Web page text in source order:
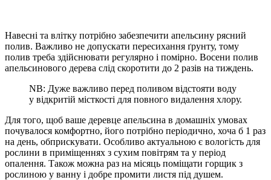
Навесні та влітку потрібно забезпечити апельсину рясний
полив. Важливо не допускати пересихання ґрунту, тому
полив треба здійснювати регулярно і помірно. Восени полив
апельсинового дерева слід скоротити до 2 разів на тиждень.
NB: Дуже важливо перед поливом відстояти воду
у відкритій місткості для повного видалення хлору.
Для того, щоб ваше деревце апельсина в домашніх умовах
почувалося комфортно, його потрібно періодично, хоча б 1 раз
на день, обприскувати. Особливо актуальною є вологість для
рослини в приміщеннях з сухим повітрям та у період
опалення. Також можна раз на місяць поміщати горщик з
рослиною у ванну і добре промити листя під душем.